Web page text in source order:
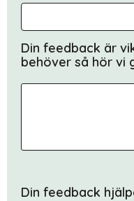
Din feedback är
behöver så hör vi
Din feedback